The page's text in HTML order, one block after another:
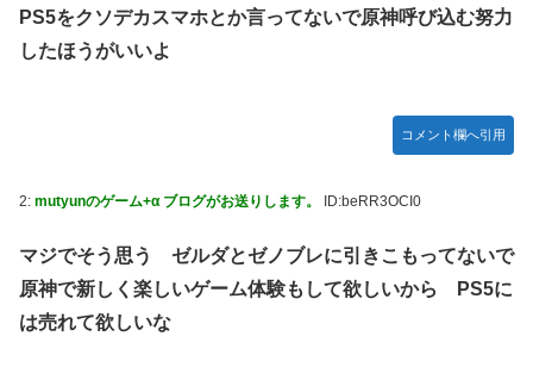
いことになってしまうw w w w w w w
海外「日本人はなんて気高いんだ！」 英高級紙も驚愕した
【画像】このLINEでなんで女が怒ってるのか分かんない奴
はモテない奴確定らしい←お前らは勿論わかるよ
海外「日本なんて行くんじゃなかった…」 日本を知ってし
【艦これ】ひみつの通り道 他
転の策がバレちゃった！
【画像】スト6に彗星の如く現れたフィリピン人キャラが可
愛すぎると話題に！
【悲報】『メイドインアビス』主題歌にVTuber起用→また
【試合実況】西武２軍スタメン 先発:杉山遙希（2026.8.9）
芸能人 「車の任意保険は強制にしろ、保険にも入れないヤ
ツは運転すんな！法律を改正しろ！！」
【J2第1節 鳥栖×甲府】鳥栖が好相性の甲府に2-0快勝で5年
PS5をクソデカスマホとか言ってないで原神呼び込む努力
したほうがいいよ
コメント欄へ引用
2: mutyunのゲーム+α ブログがお送りします。 ID:beRR3OCI0
マジでそう思う ゼルダとゼノブレに引きこもってないで
原神で新しく楽しいゲーム体験もして欲しいから PS5に
は売れて欲しいな